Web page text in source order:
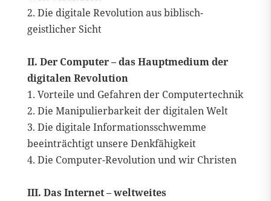
2. Die digitale Revolution aus biblisch-
geistlicher Sicht
II. Der Computer – das Hauptmedium der
digitalen Revolution
1. Vorteile und Gefahren der Computertechnik
2. Die Manipulierbarkeit der digitalen Welt
3. Die digitale Informationsschwemme
beeinträchtigt unsere Denkfähigkeit
4. Die Computer-Revolution und wir Christen
III. Das Internet – weltweites